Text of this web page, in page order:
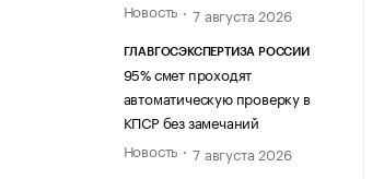
Новость
7 августа 2026
ГЛАВГОСЭКСПЕРТИЗА РОССИИ
95% смет проходят
автоматическую проверку в
КПСР без замечаний
Новость
7 августа 2026